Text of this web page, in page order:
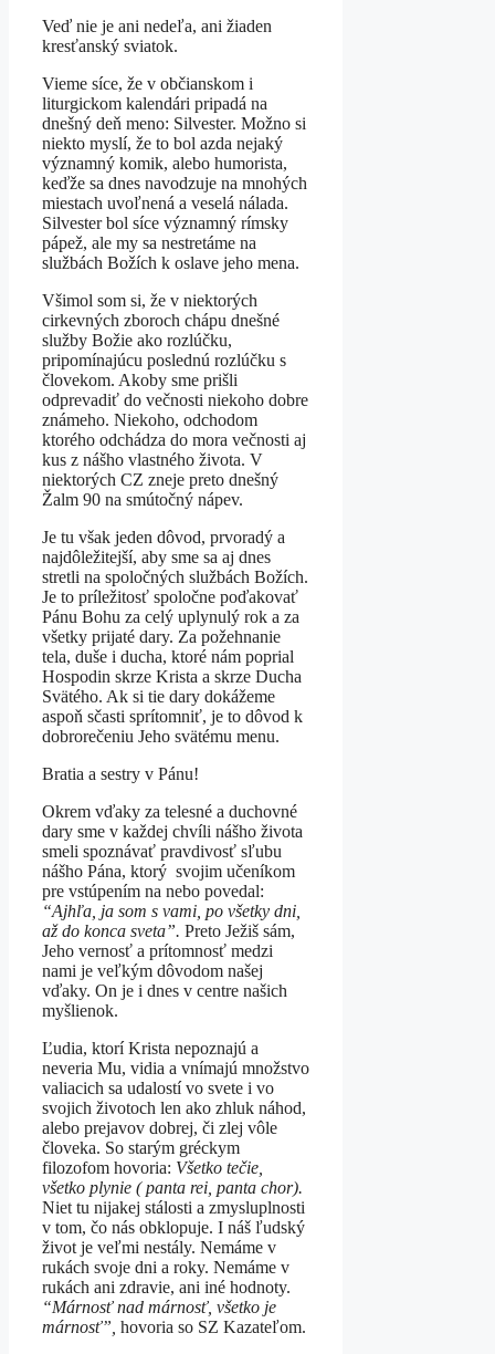
Veď nie je ani nedeľa, ani žiaden
kresťanský sviatok.
Vieme síce, že v občianskom i
liturgickom kalendári pripadá na
dnešný deň meno: Silvester. Možno si
niekto myslí, že to bol azda nejaký
významný komik, alebo humorista,
keďže sa dnes navodzuje na mnohých
miestach uvoľnená a veselá nálada.
Silvester bol síce významný rímsky
pápež, ale my sa nestretáme na
službách Božích k oslave jeho mena.
Všimol som si, že v niektorých
cirkevných zboroch chápu dnešné
služby Božie ako rozlúčku,
pripomínajúcu poslednú rozlúčku s
človekom. Akoby sme prišli
odprevadiť do večnosti niekoho dobre
známeho. Niekoho, odchodom
ktorého odchádza do mora večnosti aj
kus z nášho vlastného života. V
niektorých CZ zneje preto dnešný
Žalm 90 na smútočný nápev.
Je tu však jeden dôvod, prvoradý a
najdôležitejší, aby sme sa aj dnes
stretli na spoločných službách Božích.
Je to príležitosť spoločne poďakovať
Pánu Bohu za celý uplynulý rok a za
všetky prijaté dary. Za požehnanie
tela, duše i ducha, ktoré nám poprial
Hospodin skrze Krista a skrze Ducha
Svätého. Ak si tie dary dokážeme
aspoň sčasti sprítomniť, je to dôvod k
dobrorečeniu Jeho svätému menu.
Bratia a sestry v Pánu!
Okrem vďaky za telesné a duchovné
dary sme v každej chvíli nášho života
smeli spoznávať pravdivosť sľubu
nášho Pána, ktorý svojim učeníkom
pre vstúpením na nebo povedal:
“Ajhľa, ja som s vami, po všetky dni,
až do konca sveta”. Preto Ježiš sám,
Jeho vernosť a prítomnosť medzi
nami je veľkým dôvodom našej
vďaky. On je i dnes v centre našich
myšlienok.
Ľudia, ktorí Krista nepoznajú a
neveria Mu, vidia a vnímajú množstvo
valiacich sa udalostí vo svete i vo
svojich životoch len ako zhluk náhod,
alebo prejavov dobrej, či zlej vôle
človeka. So starým gréckym
filozofom hovoria: Všetko tečie,
všetko plynie ( panta rei, panta chor).
Niet tu nijakej stálosti a zmysluplnosti
v tom, čo nás obklopuje. I náš ľudský
život je veľmi nestály. Nemáme v
rukách svoje dni a roky. Nemáme v
rukách ani zdravie, ani iné hodnoty.
“Márnosť nad márnosť, všetko je
márnosť”, hovoria so SZ Kazateľom.